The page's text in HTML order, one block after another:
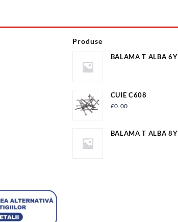
Produse
BALAMA T ALBA 6Y
CUIE C608
£0.00
BALAMA T ALBA 8Y